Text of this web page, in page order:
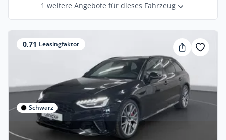
1 weitere Angebote für dieses Fahrzeug
0,71 Leasingfaktor
Schwarz
Gewerbe & Privat